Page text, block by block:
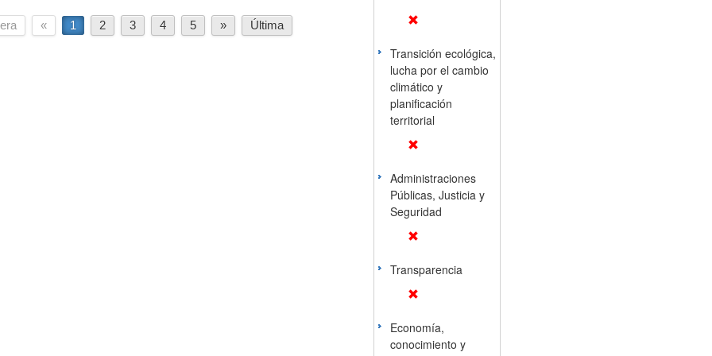
« 1 2 3 4 5 » Última
Transición ecológica,
lucha por el cambio
climático y
planificación
territorial
Administraciones
Públicas, Justicia y
Seguridad
Transparencia
Economía,
conocimiento y